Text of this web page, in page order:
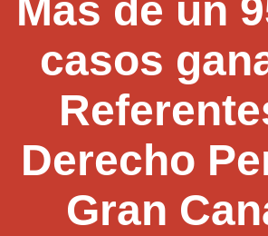
Más de un
casos
Derecho
Gran